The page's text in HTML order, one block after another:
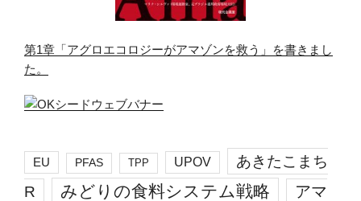
第1章「アグロエコロジーがアマゾンを救う」を書きまし
た。
EU PFAS TPP UPOV
あきたこまち
R
みどりの食料システム戦略 アマ